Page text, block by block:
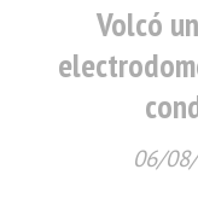
Volcó
06/